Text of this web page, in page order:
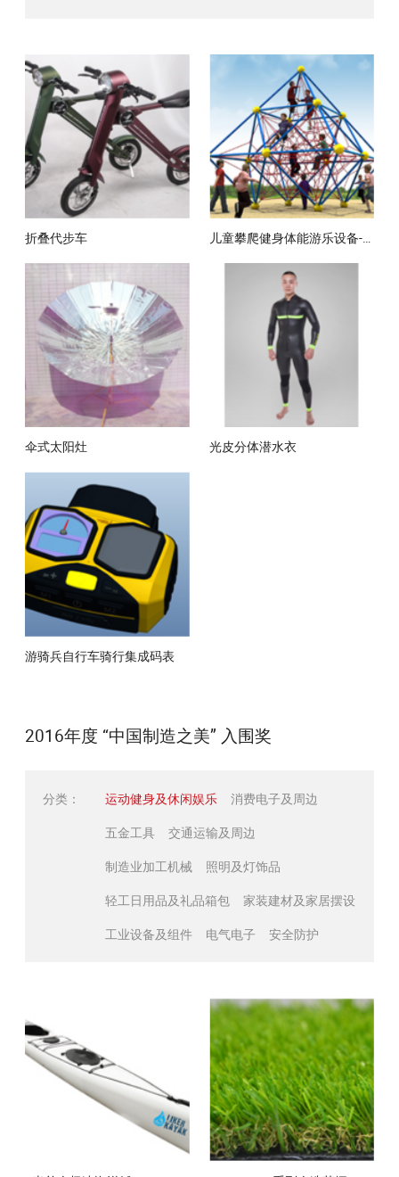
折叠代步车 儿童攀爬健身体能游乐设备-天狼星
伞式太阳灶 光皮分体潜水衣
游骑兵自行车骑行集成码表
2016年度 “中国制造之美” 入围奖
分类： 运动健身及休闲娱乐
消费电子及周边
五金工具
交通运输及周边
制造业加工机械
照明及灯饰品
轻工日用品及礼品箱包
家装建材及家居摆设
工业设备及组件
电气电子 安全防护